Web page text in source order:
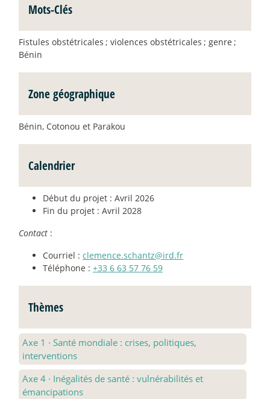
Mots-Clés
Fistules obstétricales ; violences obstétricales ; genre ;
Bénin
Zone géographique
Bénin, Cotonou et Parakou
Calendrier
Début du projet : Avril 2026
Fin du projet : Avril 2028
Contact :
Courriel : clemence.schantz@ird.fr
Téléphone : +33 6 63 57 76 59
Thèmes
Axe 1 · Santé mondiale : crises, politiques,
interventions
Axe 4 · Inégalités de santé : vulnérabilités et
émancipations